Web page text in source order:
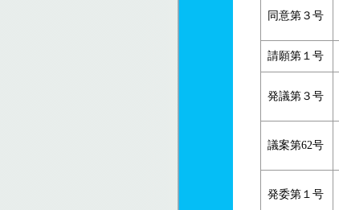
同意第３号
請願第１号
発議第３号
議案第62号
発委第１号